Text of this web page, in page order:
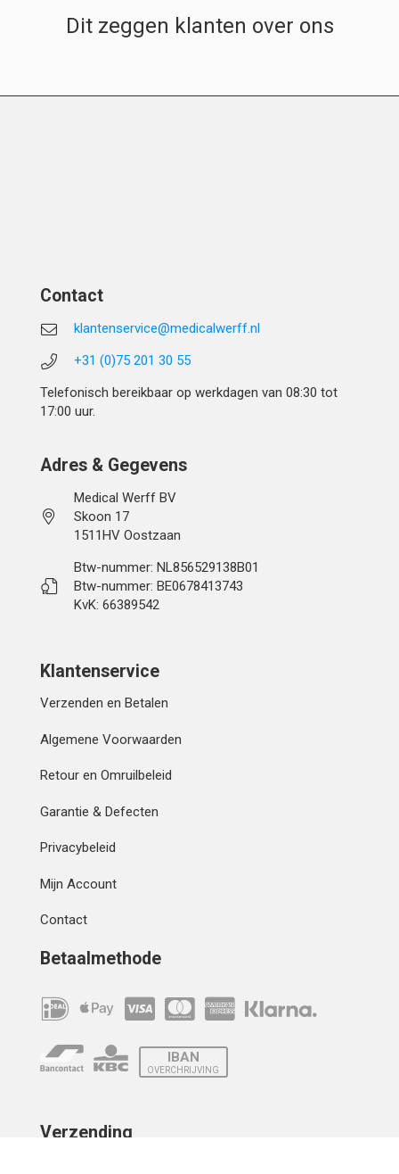
Dit zeggen klanten over ons
Contact
klantenservice@medicalwerff.nl
+31 (0)75 201 30 55
Telefonisch bereikbaar op werkdagen van 08:30 tot
17:00 uur.
Adres & Gegevens
Medical Werff BV
Skoon 17
1511HV Oostzaan
Btw-nummer: NL856529138B01
Btw-nummer: BE0678413743
KvK: 66389542
Klantenservice
Verzenden en Betalen
Algemene Voorwaarden
Retour en Omruilbeleid
Garantie & Defecten
Privacybeleid
Mijn Account
Contact
Betaalmethode
IBAN
OVERCHRIJVING
Verzending